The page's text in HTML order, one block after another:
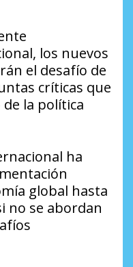
los nuevos
el desafío de
críticas que
la política
ha
global hasta
no se abordan